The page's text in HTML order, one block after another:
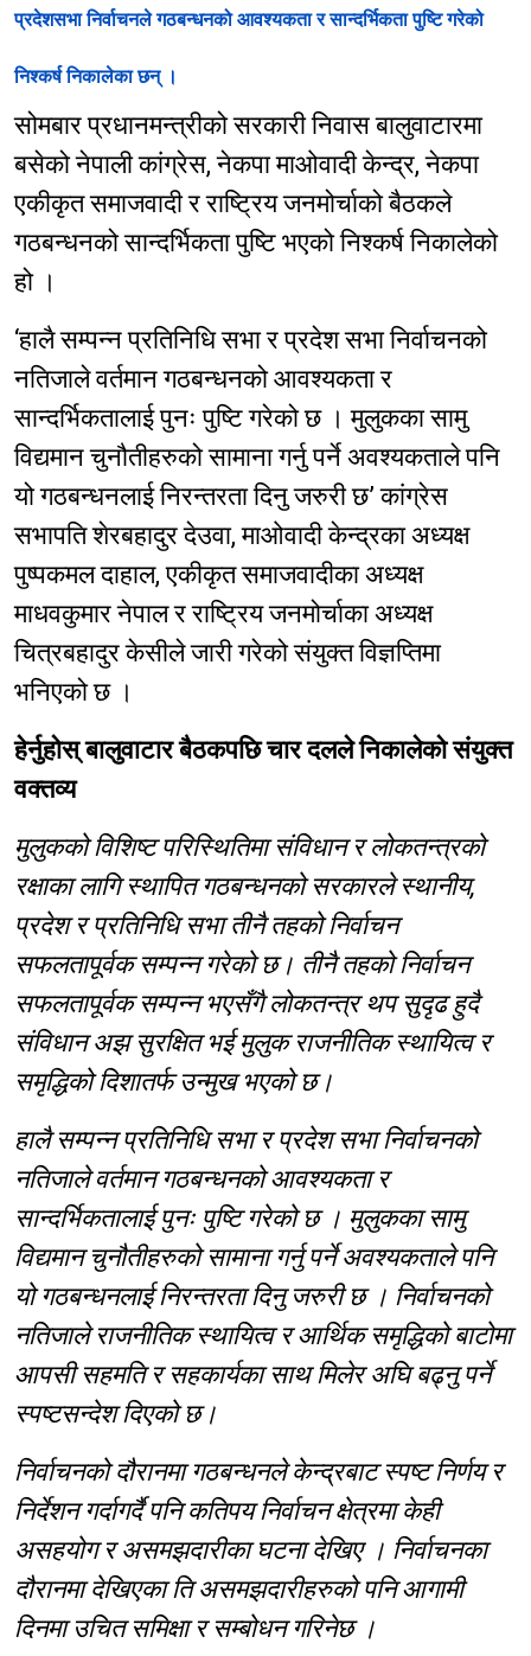
प्रदेशसभा निर्वाचनले गठबन्धनको आवश्यकता र सान्दर्भिकता पुष्टि गरेको
निश्कर्ष निकालेका छन् ।
सोमबार प्रधानमन्त्रीको सरकारी निवास बालुवाटारमा
बसेको नेपाली कांग्रेस, नेकपा माओवादी केन्द्र, नेकपा
एकीकृत समाजवादी र राष्ट्रिय जनमोर्चाको बैठकले
गठबन्धनको सान्दर्भिकता पुष्टि भएको निश्कर्ष निकालेको
हो ।
‘हालै सम्पन्न प्रतिनिधि सभा र प्रदेश सभा निर्वाचनको
नतिजाले वर्तमान गठबन्धनको आवश्यकता र
सान्दर्भिकतालाई पुनः पुष्टि गरेको छ । मुलुकका सामु
विद्यमान चुनौतीहरुको सामाना गर्नु पर्ने अवश्यकताले पनि
यो गठबन्धनलाई निरन्तरता दिनु जरुरी छ’ कांग्रेस
सभापति शेरबहादुर देउवा, माओवादी केन्द्रका अध्यक्ष
पुष्पकमल दाहाल, एकीकृत समाजवादीका अध्यक्ष
माधवकुमार नेपाल र राष्ट्रिय जनमोर्चाका अध्यक्ष
चित्रबहादुर केसीले जारी गरेको संयुक्त विज्ञप्तिमा
भनिएको छ ।
हेर्नुहोस् बालुवाटार बैठकपछि चार दलले निकालेको संयुक्त
वक्तव्य
मुलुकको विशिष्ट परिस्थितिमा संविधान र लोकतन्त्रको
रक्षाका लागि स्थापित गठबन्धनको सरकारले स्थानीय,
प्रदेश र प्रतिनिधि सभा तीनै तहको निर्वाचन
सफलतापूर्वक सम्पन्न गरेको छ। तीनै तहको निर्वाचन
सफलतापूर्वक सम्पन्न भएसँगै लोकतन्त्र थप सुदृढ हुदै
संविधान अझ सुरक्षित भई मुलुक राजनीतिक स्थायित्व र
समृद्धिको दिशातर्फ उन्मुख भएको छ।
हालै सम्पन्न प्रतिनिधि सभा र प्रदेश सभा निर्वाचनको
नतिजाले वर्तमान गठबन्धनको आवश्यकता र
सान्दर्भिकतालाई पुनः पुष्टि गरेको छ । मुलुकका सामु
विद्यमान चुनौतीहरुको सामाना गर्नु पर्ने अवश्यकताले पनि
यो गठबन्धनलाई निरन्तरता दिनु जरुरी छ । निर्वाचनको
नतिजाले राजनीतिक स्थायित्व र आर्थिक समृद्धिको बाटोमा
आपसी सहमति र सहकार्यका साथ मिलेर अघि बढ्नु पर्ने
स्पष्टसन्देश दिएको छ।
निर्वाचनको दौरानमा गठबन्धनले केन्द्रबाट स्पष्ट निर्णय र
निर्देशन गर्दागर्दै पनि कतिपय निर्वाचन क्षेत्रमा केही
असहयोग र असमझदारीका घटना देखिए । निर्वाचनका
दौरानमा देखिएका ति असमझदारीहरुको पनि आगामी
दिनमा उचित समिक्षा र सम्बोधन गरिनेछ ।